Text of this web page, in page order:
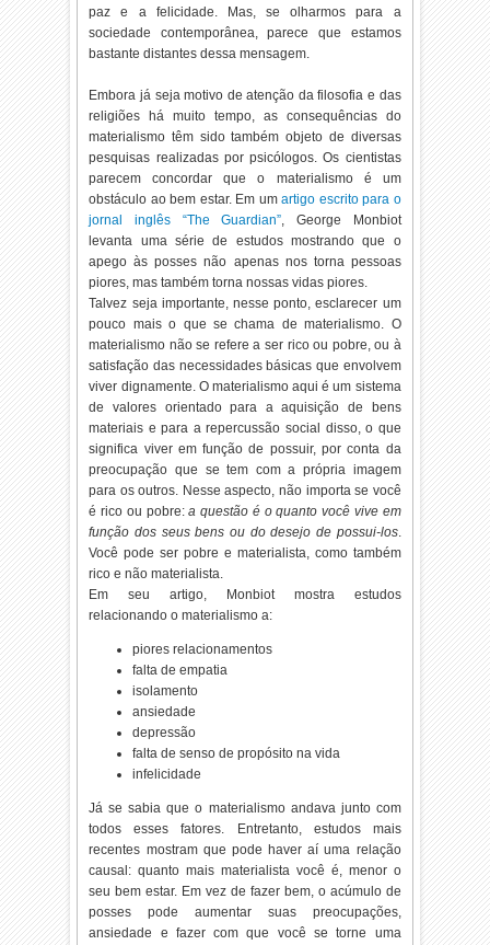
paz e a felicidade. Mas, se olharmos para a
sociedade contemporânea, parece que estamos
bastante distantes dessa mensagem.
Embora já seja motivo de atenção da filosofia e das
religiões há muito tempo, as consequências do
materialismo têm sido também objeto de diversas
pesquisas realizadas por psicólogos. Os cientistas
parecem concordar que o materialismo é um
obstáculo ao bem estar. Em umartigo escrito para o
jornal inglês “The Guardian”, George Monbiot
levanta uma série de estudos mostrando que o
apego às posses não apenas nos torna pessoas
piores, mas também torna nossas vidas piores.
Talvez seja importante, nesse ponto, esclarecer um
pouco mais o que se chama de materialismo. O
materialismo não se refere a ser rico ou pobre, ou à
satisfação das necessidades básicas que envolvem
viver dignamente. O materialismo aqui é um sistema
de valores orientado para a aquisição de bens
materiais e para a repercussão social disso, o que
significa viver em função de possuir, por conta da
preocupação que se tem com a própria imagem
para os outros. Nesse aspecto, não importa se você
é rico ou pobre:a questão é o quanto você vive em
função dos seus bens ou do desejo de possui-los.
Você pode ser pobre e materialista, como também
rico e não materialista.
Em seu artigo, Monbiot mostra estudos
relacionando o materialismo a:
piores relacionamentos
falta de empatia
isolamento
ansiedade
depressão
falta de senso de propósito na vida
infelicidade
Já se sabia que o materialismo andava junto com
todos esses fatores. Entretanto, estudos mais
recentes mostram que pode haver aí uma relação
causal: quanto mais materialista você é, menor o
seu bem estar. Em vez de fazer bem, o acúmulo de
posses pode aumentar suas preocupações,
ansiedade e fazer com que você se torne uma